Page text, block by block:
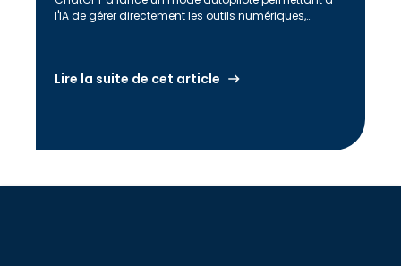
l'IA de gérer directement les outils numériques,
d'interopérabilité.
Lire la suite de cet article